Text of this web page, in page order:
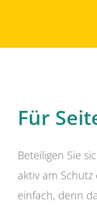
Für
Beteiligen Sie
aktiv am
einfach, denn